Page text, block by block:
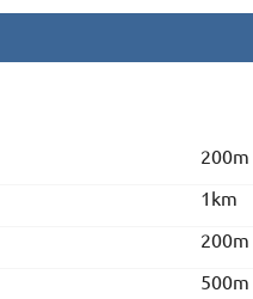
200m
1km
200m
500m